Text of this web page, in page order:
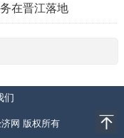
在晋江落地
们
网 版权所有